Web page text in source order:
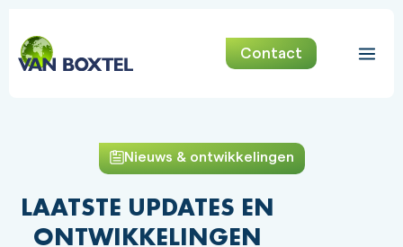
Contact
Nieuws & ontwikkelingen
LAATSTE UPDATES EN
ONTWIKKELINGEN